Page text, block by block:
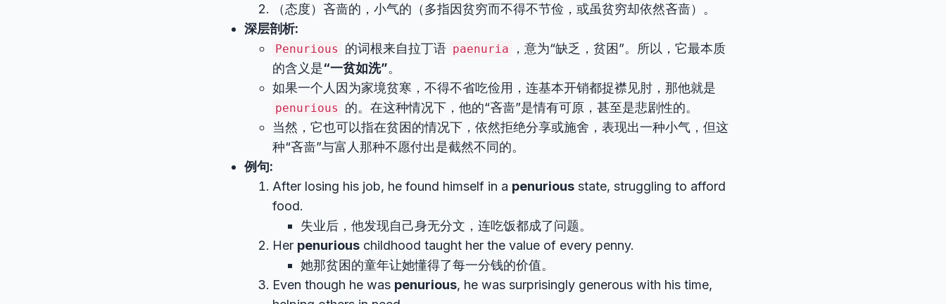
（态度）吝啬的，小气的（多指因贫穷而不得不节俭，或虽贫穷却依然吝啬）。
深层剖析:
Penurious 的词根来自拉丁语 paenuria
，意为“缺乏，贫困”。所以，它最本质
的含义是“一贫如洗”。
如果一个人因为家境贫寒，不得不省吃俭用，连基本开销都捉襟见肘，那他就是
penurious
的。在这种情况下，他的“吝啬”是情有可原，甚至是悲剧性的。
当然，它也可以指在贫困的情况下，依然拒绝分享或施舍，表现出一种小气，但这
种“吝啬”与富人那种不愿付出是截然不同的。
例句:
After losing his job, he found himself in a penurious state, struggling to afford
food.
失业后，他发现自己身无分文，连吃饭都成了问题。
Her penurious childhood taught her the value of every penny.
她那贫困的童年让她懂得了每一分钱的价值。
Even though he was penurious, he was surprisingly generous with his time,